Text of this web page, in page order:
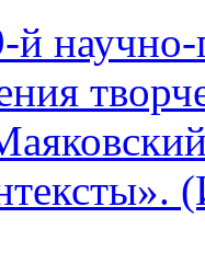
научно-